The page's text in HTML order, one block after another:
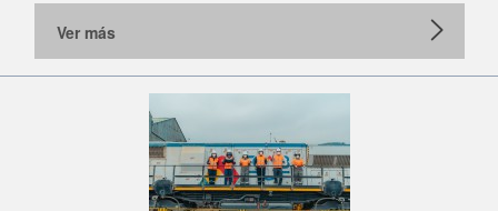
Ver más